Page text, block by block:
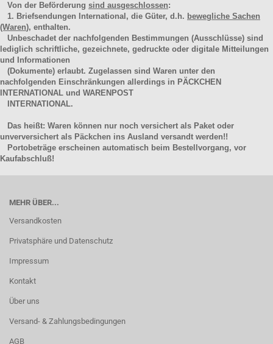
Von der Beförderung sind ausgeschlossen:
1. Briefsendungen International, die Güter, d.h. bewegliche Sachen
(Waren), enthalten.
Unbeschadet der nachfolgenden Bestimmungen (Ausschlüsse) sind
lediglich schriftliche, gezeichnete, gedruckte oder digitale Mitteilungen
und Informationen
(Dokumente) erlaubt. Zugelassen sind Waren unter den
nachfolgenden Einschränkungen allerdings in PÄCKCHEN
INTERNATIONAL und WARENPOST
INTERNATIONAL.
Das heißt: Waren können nur noch versichert als Paket oder
unverversichert als Päckchen ins Ausland versandt werden!!
Portobeträge erscheinen automatisch beim Bestellvorgang, vor
Kaufabschluß!
MEHR ÜBER...
Versandkosten
Privatsphäre und Datenschutz
Impressum
Kontakt
Über uns
Versand- & Zahlungsbedingungen
AGB